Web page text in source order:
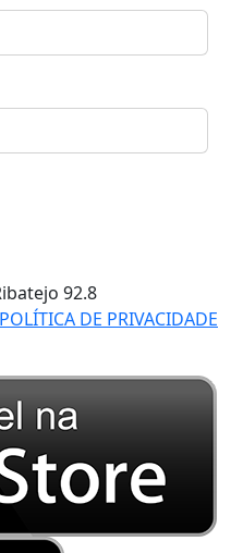
92.8
POLÍTICA DE PRIVACIDADE